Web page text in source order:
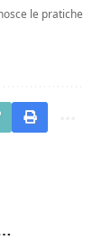
le pratiche
by Elena Rodica ROTARU